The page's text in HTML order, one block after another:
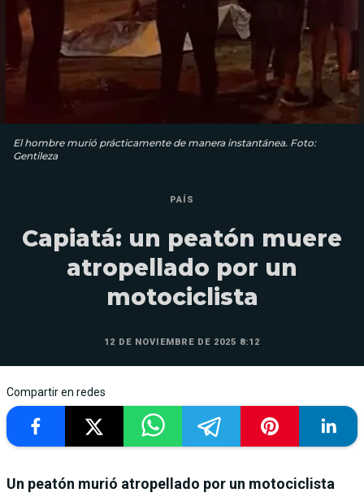
El hombre murió prácticamente de manera instantánea. Foto:
Gentileza
PAÍS
Capiatá: un peatón muere
atropellado por un
motociclista
12 DE NOVIEMBRE DE 2025 8:12
Compartir en redes
Un peatón murió atropellado por un motociclista